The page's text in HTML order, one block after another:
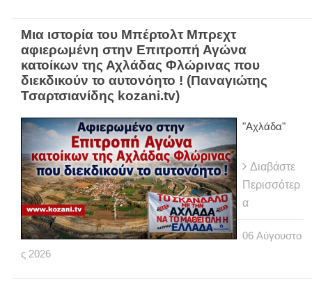
Μια ιστορία του Μπέρτολτ Μπρεχτ
αφιερωμένη στην Επιτροπή Αγώνα
κατοίκων της Αχλάδας Φλώρινας που
διεκδικούν το αυτονόητο ! (Παναγιώτης
Τσαρτσιανίδης kozani.tv)
"Αχλάδα"
Διαβάστε
Περισσότερ
α
06 Αύγουστο
ς 2026